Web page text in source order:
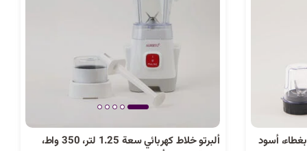
مي
أسود
ألبرتو خلاط كهربائي سعة 1.25 لتر، 350 واط،